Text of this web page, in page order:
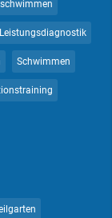
Leistungsdiagnostik
Schwimmen